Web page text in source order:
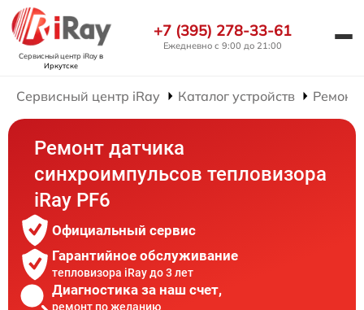
Сервисный центр iRayв
Иркутске
+7 (395) 278-33-61
Ежедневно с 9:00 до 21:00
Сервисный центр iRay Каталог устройств Ремонт
Ремонт датчика
синхроимпульсов тепловизора
iRay PF6
Официальный сервис
Гарантийное обслуживание
тепловизора iRay до 3 лет
Диагностика за наш счет,
ремонт по желанию